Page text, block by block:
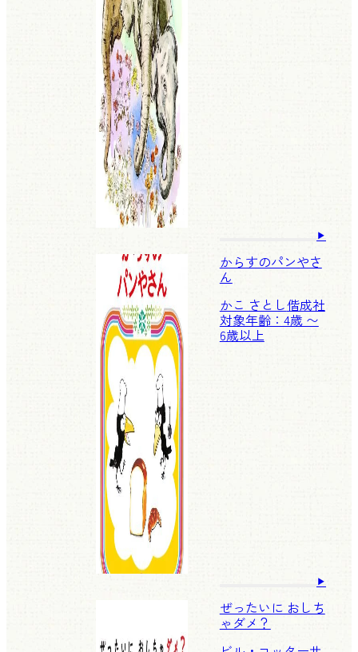
からすのパンやさ
ん
かこ さとし偕成社
対象年齢：4歳 〜
6歳以上
ぜったいに おしち
ゃダメ？